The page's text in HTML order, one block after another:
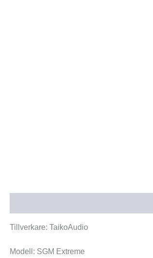
Tillverkare: TaikoAudio
Modell: SGM Extreme